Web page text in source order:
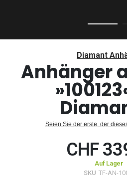
Bildergalerie
Diamant
Anhänger
Seien Sie der erste, der
CHF
Auf Lager
SKU TF-AN-